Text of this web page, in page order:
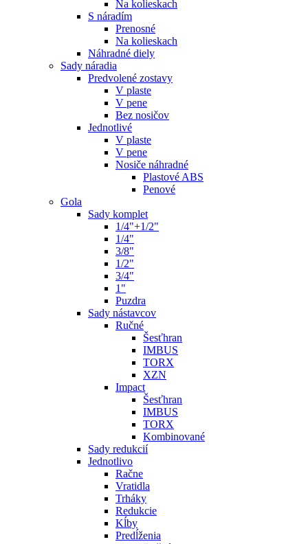
Na kolieskach
S náradím
Prenosné
Na kolieskach
Náhradné diely
Sady náradia
Predvolené zostavy
V plaste
V pene
Bez nosičov
Jednotlivé
V plaste
V pene
Nosiče náhradné
Plastové ABS
Penové
Gola
Sady komplet
1/4"+1/2"
1/4"
3/8"
1/2"
3/4"
1"
Puzdra
Sady nástavcov
Ručné
Šesťhran
IMBUS
TORX
XZN
Impact
Šesťhran
IMBUS
TORX
Kombinované
Sady redukcií
Jednotlivo
Račne
Vratidla
Trháky
Redukcie
Kĺby
Predĺženia